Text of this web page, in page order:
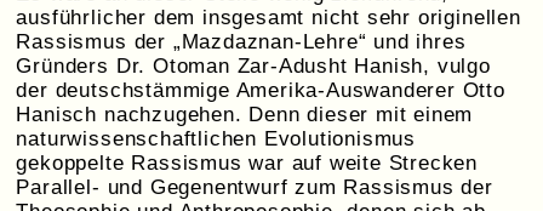
ausführlicher dem insgesamt nicht sehr originellen
Rassismus der „Mazdaznan-Lehre“ und ihres
Gründers Dr. Otoman Zar-Adusht Hanish, vulgo
der deutschstämmige Amerika-Auswanderer Otto
Hanisch nachzugehen. Denn dieser mit einem
naturwissenschaftlichen Evolutionismus
gekoppelte Rassismus war auf weite Strecken
Parallel- und Gegenentwurf zum Rassismus der